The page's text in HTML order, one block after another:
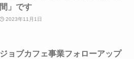
間」です
2023年11月1日
ジョブカフェ事業フォローアップ